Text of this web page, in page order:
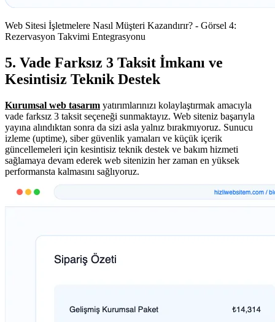
Web Sitesi İşletmelere Nasıl Müşteri Kazandırır? - Görsel 4:
Rezervasyon Takvimi Entegrasyonu
5. Vade Farksız 3 Taksit İmkanı ve
Kesintisiz Teknik Destek
Kurumsal web tasarım yatırımlarınızı kolaylaştırmak amacıyla
vade farksız 3 taksit seçeneği sunmaktayız. Web siteniz başarıyla
yayına alındıktan sonra da sizi asla yalnız bırakmıyoruz. Sunucu
izleme (uptime), siber güvenlik yamaları ve küçük içerik
güncellemeleri için kesintisiz teknik destek ve bakım hizmeti
sağlamaya devam ederek web sitenizin her zaman en yüksek
performansta kalmasını sağlıyoruz.